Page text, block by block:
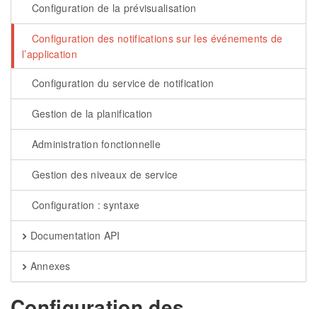
Configuration de la prévisualisation
Configuration des notifications sur les événements de
l’application
Configuration du service de notification
Gestion de la planification
Administration fonctionnelle
Gestion des niveaux de service
Configuration : syntaxe
Documentation API
Annexes